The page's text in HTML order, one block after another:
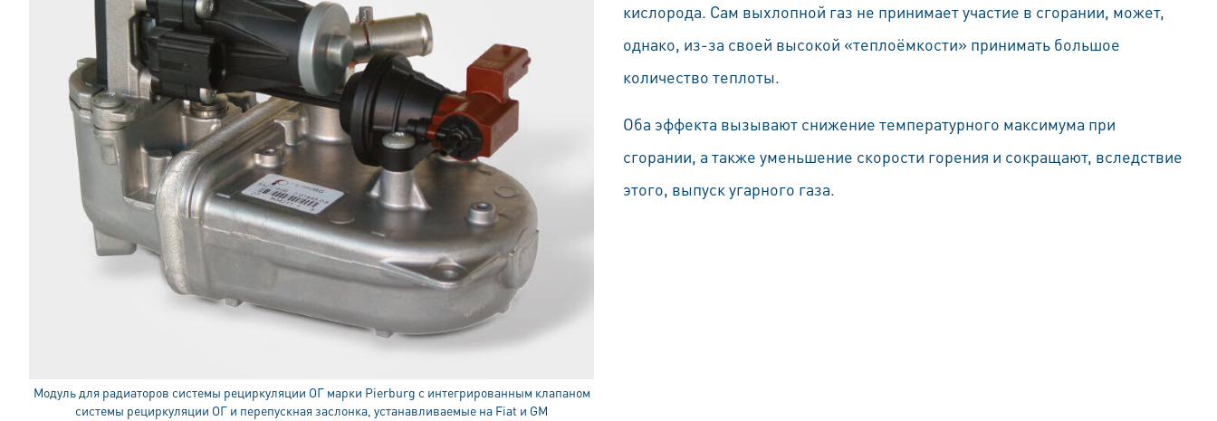
Mодуль для радиаторов системы рециркуляции ОГ марки Pierburg с интегрированным клапаном
системы рециркуляции ОГ и перепускная заслонка, устанавливаемые на Fiat и GM
кислорода. Сам выхлопной газ не принимает участие в сгорании, может,
однако, из-за своей высокой «теплоёмкости» принимать большое
количество теплоты.
Оба эффекта вызывают снижение температурного максимума при
сгорании, а также уменьшение скорости горения и сокращают, вследствие
этого, выпуск угарного газа.